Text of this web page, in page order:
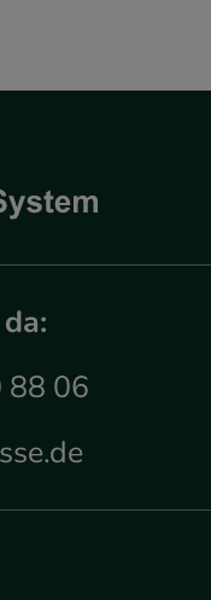
88 06